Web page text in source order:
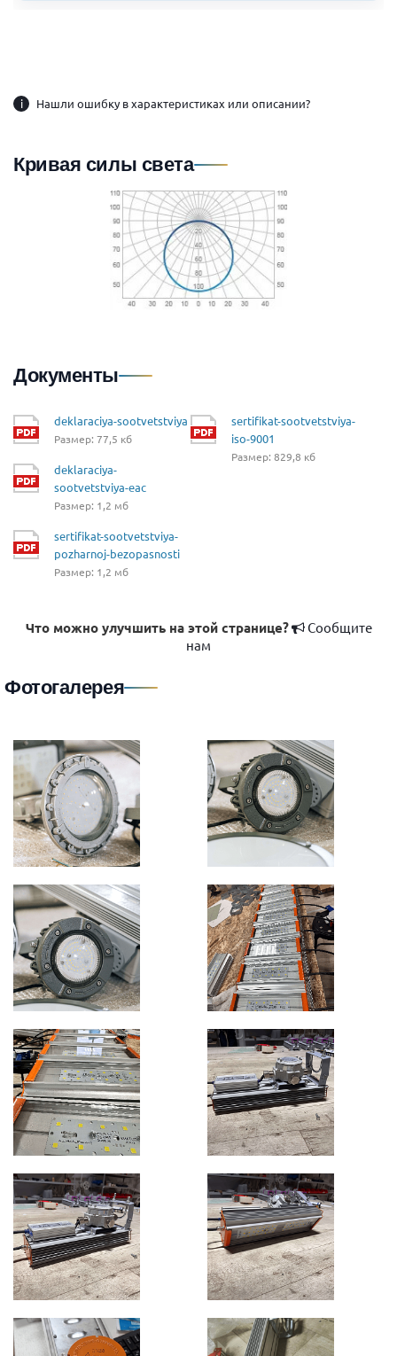
i Нашли ошибку в характеристиках или описании?
Кривая силы света
Документы
deklaraciya-sootvetstviya
Размер: 77,5 кб
deklaraciya-
sootvetstviya-eac
Размер: 1,2 мб
sertifikat-sootvetstviya-
pozharnoj-bezopasnosti
Размер: 1,2 мб
sertifikat-sootvetstviya-
iso-9001
Размер: 829,8 кб
Что можно улучшить на этой странице?
Сообщите
нам
Фотогалерея